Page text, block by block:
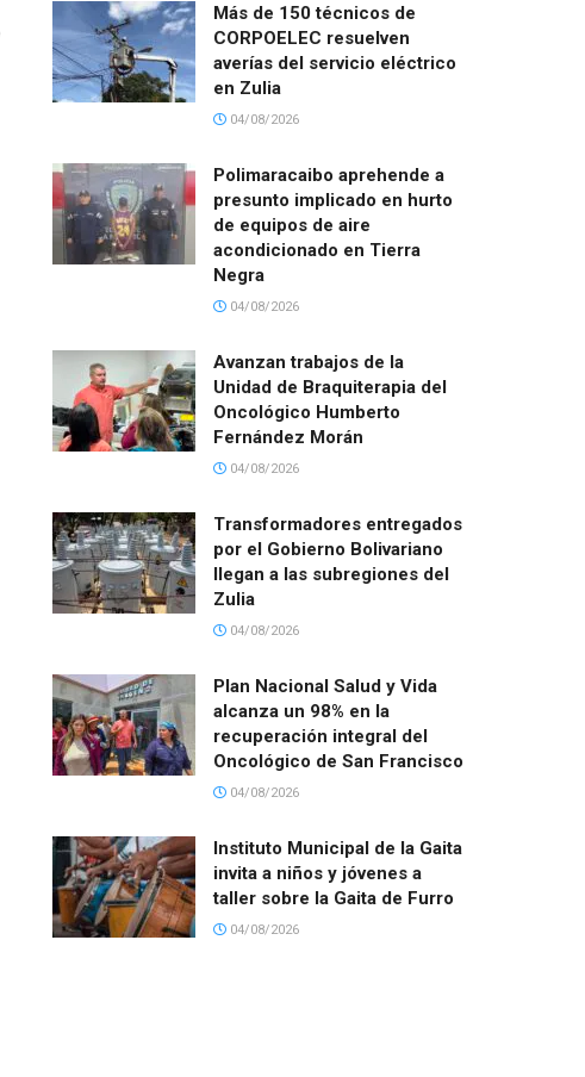
Más de 150 técnicos de
CORPOELEC resuelven
averías del servicio eléctrico
en Zulia
04/08/2026
Polimaracaibo aprehende a
presunto implicado en hurto
de equipos de aire
acondicionado en Tierra
Negra
04/08/2026
Avanzan trabajos de la
Unidad de Braquiterapia del
Oncológico Humberto
Fernández Morán
04/08/2026
Transformadores entregados
por el Gobierno Bolivariano
llegan a las subregiones del
Zulia
04/08/2026
Plan Nacional Salud y Vida
alcanza un 98% en la
recuperación integral del
Oncológico de San Francisco
04/08/2026
Instituto Municipal de la Gaita
invita a niños y jóvenes a
taller sobre la Gaita de Furro
04/08/2026